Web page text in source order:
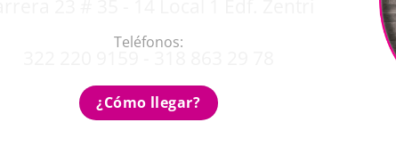
Teléfonos:
¿Cómo llegar?